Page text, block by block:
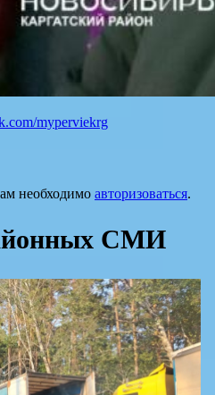
myperviekrg
необходимо авторизоваться.